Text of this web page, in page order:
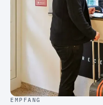
EMPFANG